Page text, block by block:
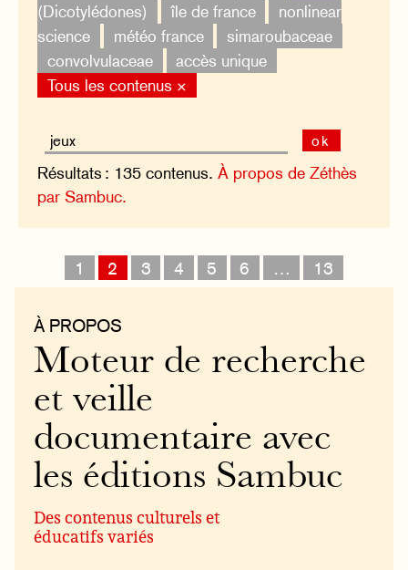
(Dicotylédones)
île de france
nonlinear
science
météo france
simaroubaceae
convolvulaceae
accès unique
Tous les contenus ×
ok
Résultats : 135 contenus.À propos de Zéthès
par Sambuc.
1 2 3 4 5 6 13
À PROPOS
Moteur de recherche
et veille
documentaire avec
les éditions Sambuc
Des contenus culturels et
éducatifs variés